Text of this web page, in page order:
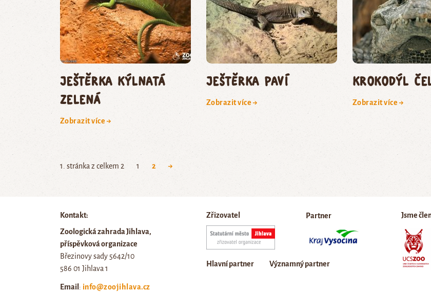
JEŠTĚRKA KÝLNATÁ
ZELENÁ
Zobrazit více →
ještěrka paví
Zobrazit více →
krokodýl
Zobrazit více →
1. stránka z celkem 2 1 2 →
Kontakt:
Zoologická zahrada Jihlava,
příspěvková organizace
Březinovy sady 5642/10
586 01 Jihlava 1
Email : info@zoojihlava.cz
Zřizovatel Partner
Hlavní partner Významný partner
Jsme